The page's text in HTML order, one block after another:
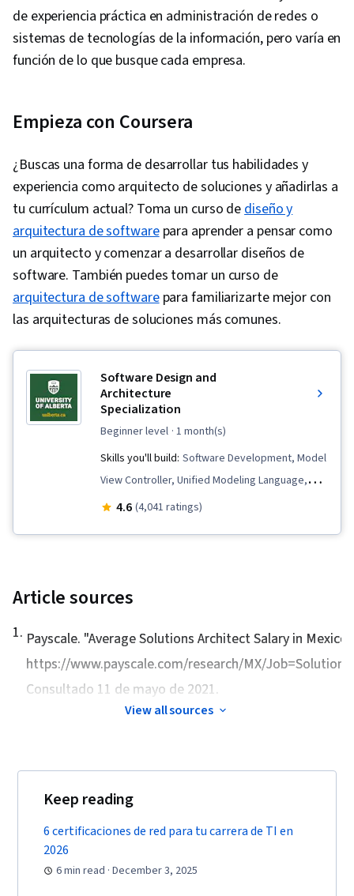
de experiencia práctica en administración de redes o
sistemas de tecnologías de la información, pero varía en
función de lo que busque cada empresa.
Empieza con Coursera
¿Buscas una forma de desarrollar tus habilidades y
experiencia como arquitecto de soluciones y añadirlas a
tu currículum actual? Toma un curso dediseño y
arquitectura de softwarepara aprender a pensar como
un arquitecto y comenzar a desarrollar diseños de
software. También puedes tomar un curso de
arquitectura de softwarepara familiarizarte mejor con
las arquitecturas de soluciones más comunes.
Software Design and
Architecture
Specialization
beginner level · 1 month(s)
Skills you'll build: Software Development, Model
View Controller, Unified Modeling Language,
Object Oriented Programming (OOP), Product
Oriented Architecture, Restful API, Code
Services, Microservices, Simple Object Access
Protocol (SOAP), Object Oriented Design,
Systems Architecture, Maintainability,
Programming Principles, Java Programming,
Design, Code Reusability, Software
Documentation, Application Deployment, Web
Applications, JSON, Android Development,
Application Programming Interface (API),
Principles
4.6 (4,041 ratings)
Article sources
1. Payscale. "Average Solutions Architect Salary in Mexico
https://www.payscale.com/research/MX/
Consultado 11 de mayo de 2021.
View all sources
Keep reading
6 certificaciones de red para tu carrera de TI en
2026
6 min read · December 3, 2025